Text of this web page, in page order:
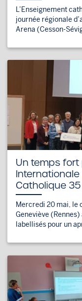
L’Enseignement
journée régionale
Arena (Cesson-
Un temps fort
Catholique 35
Mercredi 20 mai, le
Geneviève
labellisés pour un